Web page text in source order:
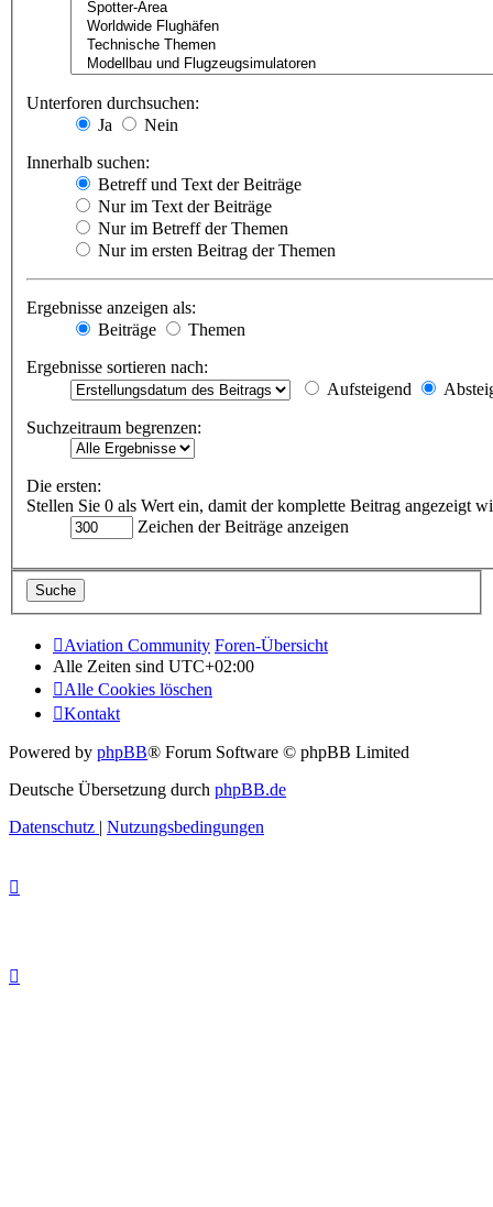
Unterforen durchsuchen:
Ja
Nein
Innerhalb suchen:
Betreff und Text der Beiträge
Nur im Text der Beiträge
Nur im Betreff der Themen
Nur im ersten Beitrag der Themen
Ergebnisse anzeigen als:
Beiträge
Themen
Ergebnisse sortieren nach:
Aufsteigend
Suchzeitraum begrenzen:
Die ersten:
Stellen Sie 0 als Wert ein, damit der komplette Beitrag angezeigt
Zeichen der Beiträge anzeigen
Aviation Community Foren-Übersicht
Alle Zeiten sind UTC+02:00
Alle Cookies löschen
Kontakt
Powered by phpBB® Forum Software © phpBB Limited
Deutsche Übersetzung durch phpBB.de
Datenschutz | Nutzungsbedingungen